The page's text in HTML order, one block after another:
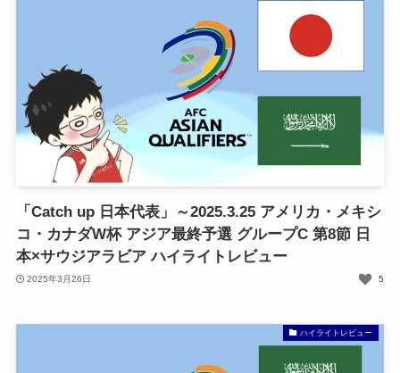
「Catch up 日本代表」～2025.3.25 アメリカ・メキシ
コ・カナダW杯 アジア最終予選 グループC 第8節 日
本×サウジアラビア ハイライトレビュー
2025年3月26日 5
ハイライトレビュー